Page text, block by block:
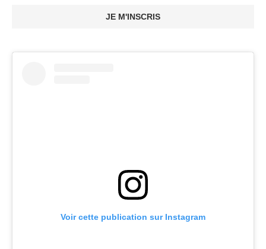
JE M'INSCRIS
Voir cette publication sur Instagram